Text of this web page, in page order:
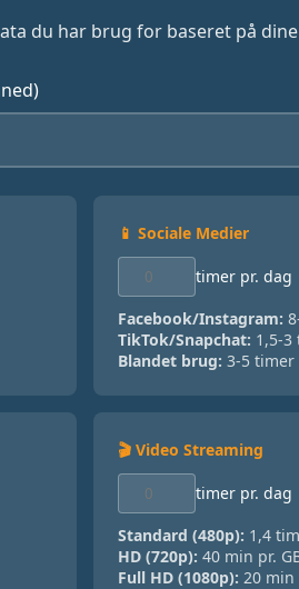
du har brug for baseret på
📱 Sociale Medier
timer pr. dag
Facebook/Instagram:
TikTok/Snapchat: 1,5-3
Blandet brug: 3-5 timer
🎬 Video Streaming
timer pr. dag
Standard (480p): 1,4
HD (720p): 40 min pr.
Full HD (1080p): 20 min